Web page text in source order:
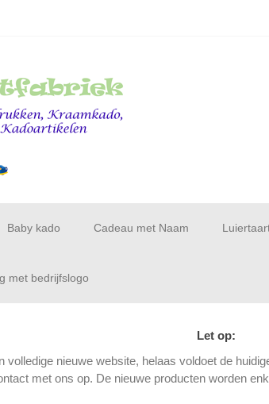
Baby kado Cadeau met Naam
met bedrijfslogo
Let op:
volledige nieuwe website, helaas voldoet de
met ons op. De nieuwe producten worden